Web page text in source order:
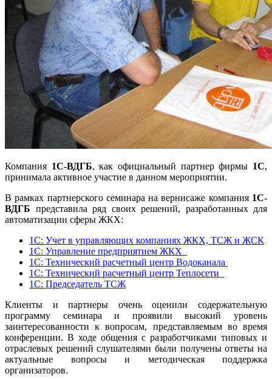
Компания 1С-ВДГБ, как официальный партнер фирмы 1С,
принимала активное участие в данном мероприятии.
В рамках партнерского семинара на вернисаже компания 1С-
ВДГБ представила ряд своих решений, разработанных для
автоматизации сферы ЖКХ:
1С: Учет в управляющих компаниях ЖКХ, ТСЖ и ЖСК
1С: Управление предприятием ЖКХ
1С: Технический расчетный центр Водоканала
1С: Технический расчетный центр Теплосети
1С: Председатель ТСЖ
Клиенты и партнеры очень оценили содержательную
программу семинара и проявили высокий уровень
заинтересованности к вопросам, представляемым во время
конференции. В ходе общения с разработчиками типовых и
отраслевых решений слушателями были получены ответы на
актуальные вопросы и методическая поддержка
организаторов.